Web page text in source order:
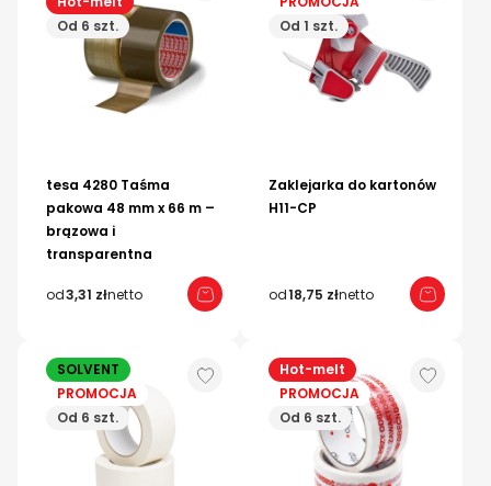
Od 6 szt.
tesa 4280 Taśma
pakowa 48 mm x 66 m –
brązowa i
transparentna
od3,31 złnetto
Od 1 szt.
Zaklejarka do kartonów
H11-CP
od18,75 złnetto
SOLVENT
PROMOCJA
Od 6 szt.
Hot-melt
PROMOCJA
Od 6 szt.